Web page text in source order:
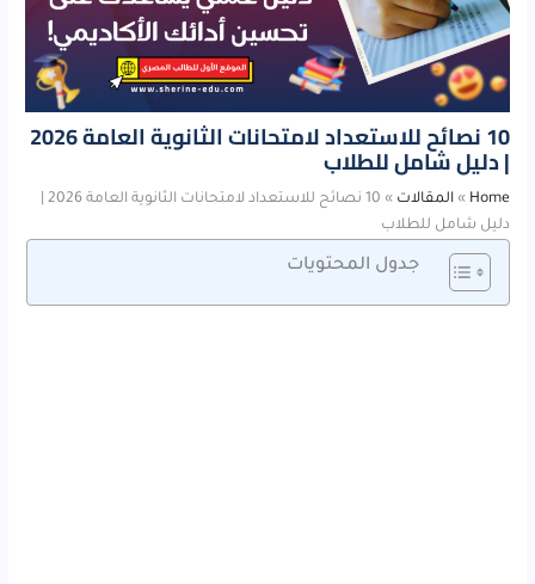
10 نصائح للاستعداد لامتحانات الثانوية العامة 2026
| دليل شامل للطلاب
Home
»المقالات »
دليل شامل للطلاب
جدول المحتويات